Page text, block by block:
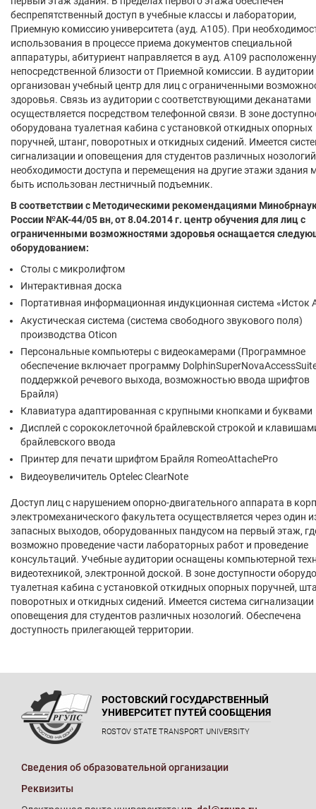
беспрепятственный доступ в учебные классы и лаборатории,
Приемную комиссию университета (ауд. А105). При
использования в процессе приема документов специальной
аппаратуры, абитуриент направляется в ауд. А109
непосредственной близости от Приемной комиссии. В
организован учебный центр для лиц с ограниченными
здоровья. Связь из аудитории с соответствующими деканатами
осуществляется посредством телефонной связи. В зоне
оборудована туалетная кабина с установкой откидных опорных
поручней, штанг, поворотных и откидных сидений. Имеется
сигнализации и оповещения для студентов различных
необходимости доступа и перемещения на другие этажи здания
быть использован лестничный подъемник.
В соответствии с Методическими рекомендациями
России №АК-44/05 вн, от 8.04.2014 г. центр обучения для лиц с
ограниченными возможностями здоровья оснащается
оборудованием:
Столы с микролифтом
Интерактивная доска
Портативная информационная индукционная система «Исток
Акустическая система (система свободного звукового поля)
производства Oticon
Персональные компьютеры с видеокамерами (Программное
обеспечение включает программу
поддержкой речевого выхода, возможностью ввода шрифтов
Брайля)
Клавиатура адаптированная с крупными кнопками и буквами
Дисплей с сорококлеточной брайлевской строкой и
брайлевского ввода
Принтер для печати шрифтом Брайля RomeoAttachePro
Видеоувеличитель Optelec ClearNote
Доступ лиц с нарушением опорно-двигательного аппарата в
электромеханического факультета осуществляется через один
запасных выходов, оборудованных пандусом на первый этаж,
возможно проведение части лабораторных работ и проведение
консультаций. Учебные аудитории оснащены компьютерной
видеотехникой, электронной доской. В зоне доступности
туалетная кабина с установкой откидных опорных поручней,
поворотных и откидных сидений. Имеется система сигнализации
оповещения для студентов различных нозологий. Обеспечена
доступность прилегающей территории.
РОСТОВСКИЙ ГОСУДАРСТВЕННЫЙ
УНИВЕРСИТЕТ ПУТЕЙ СООБЩЕНИЯ
ROSTOV STATE TRANSPORT UNIVERSITY
Сведения об образовательной организации
Реквизиты